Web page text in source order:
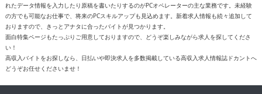
れたデータ情報を入力したり原稿を書いたりするのがPCオペレーターの主な業務です。未経験
の方でも可能なお仕事で、将来のPCスキルアップも見込めます。新着求人情報も続々追加して
おりますので、きっとアナタに合ったバイトが見つかります。
面白特集ページもたっぷりご用意しておりますので、どうぞ楽しみながら求人を探してくださ
い！
高収入バイトをお探しなら、日払いや即決求人を多数掲載している高収入求人情報誌ドカントへ
どうぞお任せくださいませ！